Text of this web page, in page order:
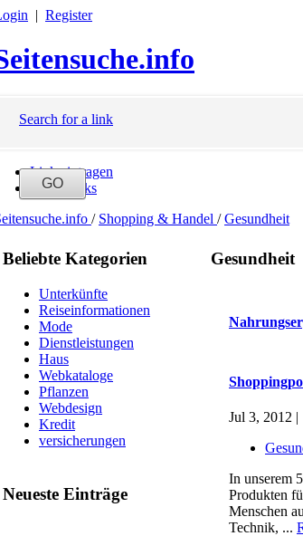
| Register
Search for a link
Link eintragen
Neue Links
/ Shopping & Handel / Gesundheit
Beliebte Kategorien
Unterkünfte
Reiseinformationen
Mode
Dienstleistungen
Haus
Webkataloge
Pflanzen
Webdesign
Kredit
versicherungen
Neueste Einträge
Gesundheit
Jul 3, 2012 |
In unserem
Produkten
Menschen
Technik, ...